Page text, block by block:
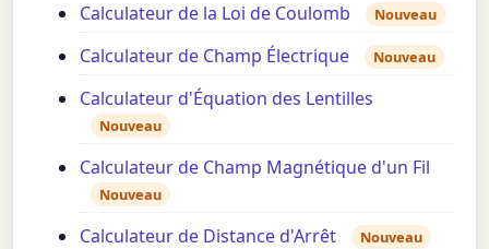
Calculateur de la Loi de Coulomb Nouveau
Calculateur de Champ Électrique Nouveau
Calculateur d'Équation des Lentilles
Nouveau
Calculateur de Champ Magnétique d'un Fil
Nouveau
Calculateur de Distance d'Arrêt Nouveau